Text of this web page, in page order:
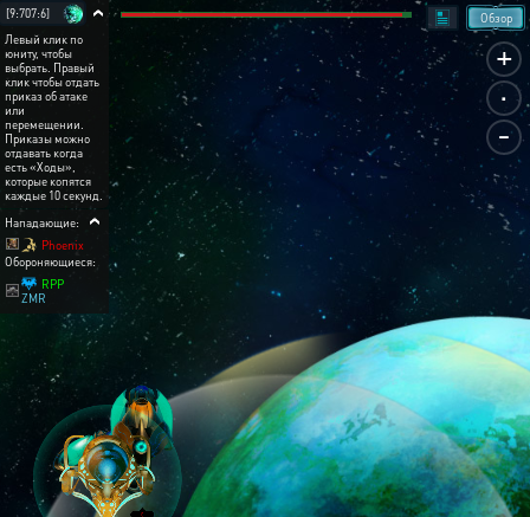
+
.
-
Обзор
[9:707:6]
Левый клик по
юниту, чтобы
выбрать. Правый
клик чтобы отдать
приказ об атаке
или
перемещении.
Приказы можно
отдавать когда
есть «Ходы»,
которые копятся
каждые 10 секунд.
Нападающие:
Phoenix
Обороняющиеся:
RPP
ZMR